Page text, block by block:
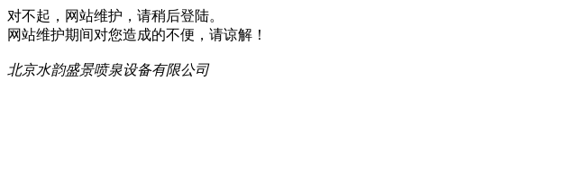
对不起，网站维护，请稍后登陆。
网站维护期间对您造成的不便，请谅解！
北京水韵盛景喷泉设备有限公司